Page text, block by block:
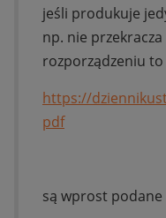
jeśli produkuje
np. nie
rozporządzeniu
https://
pdf
są wprost podane